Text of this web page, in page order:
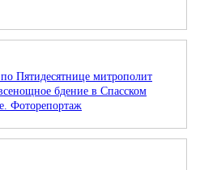
Пятидесятнице митрополит
бдение в Спасском
Фоторепортаж